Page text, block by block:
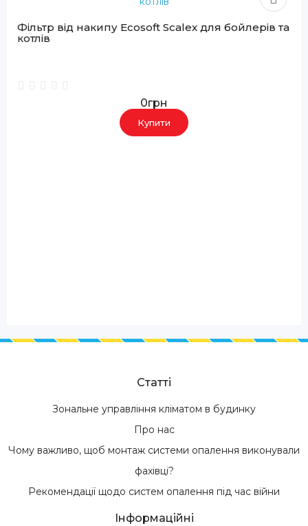
Фільтр від накипу Ecosoft Scalex для бойлерів та
котлів
0грн
Купити
Статті
Зональне управління кліматом в будинку
Про нас
Чому важливо, щоб монтаж системи опалення виконували
фахівці?
Рекомендації щодо систем опалення під час війни
Інформаційні